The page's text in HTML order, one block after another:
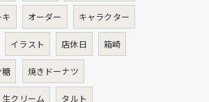
オーダー キャラクター
イラスト 店休日 箱崎
糖 焼きドーナツ
生クリーム タルト